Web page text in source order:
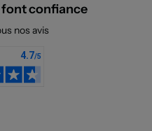
font confiance
nos avis